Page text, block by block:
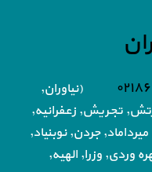
(نیاوران,
تجریش, زعفرانیه,
جردن, نوبنیاد,
وردی, وزرا, الهیه,